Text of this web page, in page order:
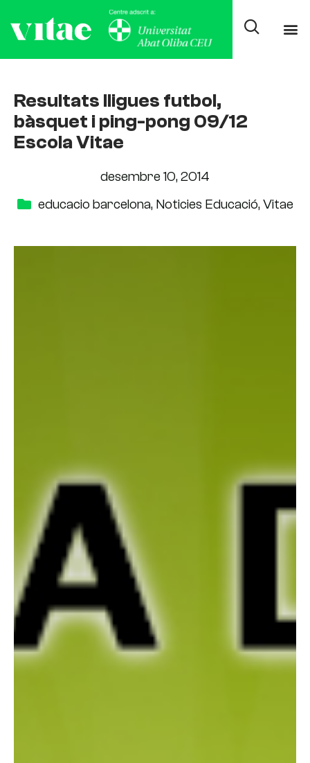
Resultats lligues futbol,
bàsquet i ping-pong 09/12
Escola Vitae
desembre 10, 2014
educacio barcelona, Noticies Educació,Vitae